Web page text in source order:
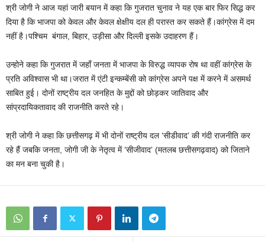
श्री जोगी ने आज यहां जारी बयान में कहा कि गुजरात चुनाव ने यह एक बार फिर सिद्ध कर
दिया है कि भाजपा को केवल और केवल क्षेक्षीय दल ही परास्त कर सकते हैं।कांग्रेस में दम
नहीं है।पश्चिम बंगाल, बिहार, उड़ीसा और दिल्ली इसके उदाहरण हैं।
उन्होने कहा कि गुजरात में जहाँ जनता में भाजपा के विरुद्ध व्यापक रोष था वहीं कांग्रेस के
प्रति अविश्वास भी था।जरात में एंटी इन्कम्बेंसी को कांग्रेस अपने पक्ष में करने में असमर्थ
साबित हुई। दोनों राष्ट्रीय दल जनहित के मुद्दों को छोड़कर जातिवाद और
सांप्रदायिकतावाद की राजनीति करते रहे।
श्री जोगी ने कहा कि छत्तीसगढ़ में भी दोनों राष्ट्रीय दल ‘सीडीवाद’ की गंदी राजनीति कर
रहे हैं जबकि जनता, जोगी जी के नेतृत्व में ‘सीजीवाद’ (मतलब छत्तीसगढ़वाद) को जिताने
का मन बना चुकी है।